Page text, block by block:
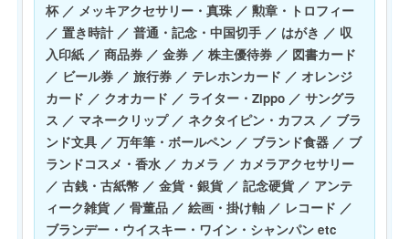
杯 ／ メッキアクセサリー・真珠 ／ 勲章・トロフィー
／ 置き時計 ／ 普通・記念・中国切手 ／ はがき ／ 収
入印紙 ／ 商品券 ／ 金券 ／ 株主優待券 ／ 図書カード
／ ビール券 ／ 旅行券 ／ テレホンカード ／ オレンジ
カード ／ クオカード ／ ライター・Zippo ／ サングラ
ス ／ マネークリップ ／ ネクタイピン・カフス ／ ブラ
ンド文具 ／ 万年筆・ボールペン ／ ブランド食器 ／ ブ
ランドコスメ・香水 ／ カメラ ／ カメラアクセサリー
／ 古銭・古紙幣 ／ 金貨・銀貨 ／ 記念硬貨 ／ アンテ
ィーク雑貨 ／ 骨董品 ／ 絵画・掛け軸 ／ レコード ／
ブランデー・ウイスキー・ワイン・シャンパン etc